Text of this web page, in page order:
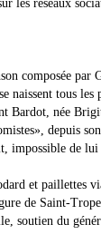
les réseaux
composée par
naissent tous les
Bardot, née
depuis
impossible de
et paillettes
de Saint-
soutien du